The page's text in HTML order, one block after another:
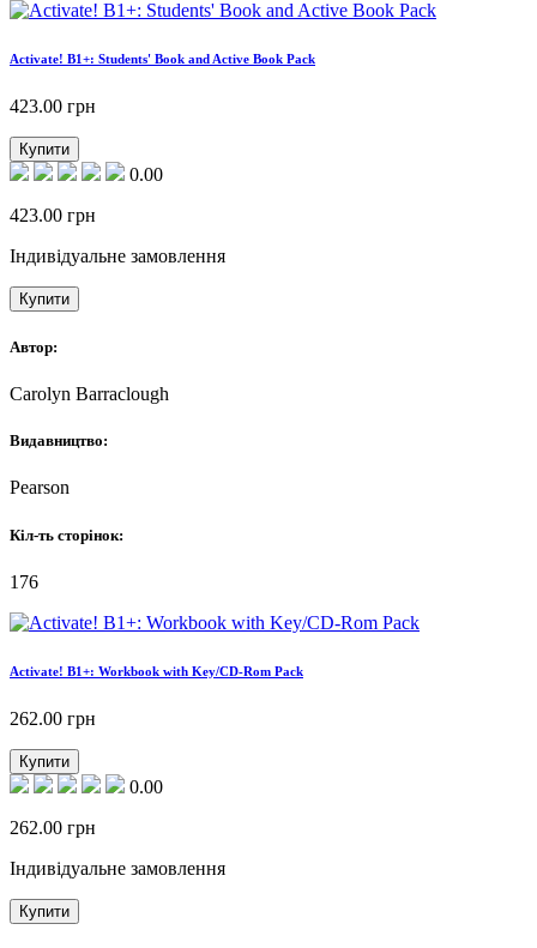
Activate! B1+: Students' Book and Active Book Pack
423.00 грн
Купити
0.00
423.00 грн
Індивідуальне замовлення
Купити
Автор:
Carolyn Barraclough
Видавництво:
Pearson
Кіл-ть сторінок:
176
Activate! B1+: Workbook with Key/CD-Rom Pack
262.00 грн
Купити
0.00
262.00 грн
Індивідуальне замовлення
Купити